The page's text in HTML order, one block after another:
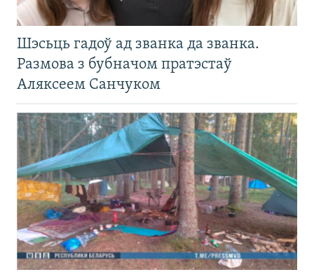
Шэсьць гадоў ад званка да званка.
Размова з бубначом пратэстаў
Аляксеем Санчуком